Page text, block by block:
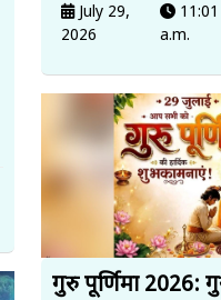
July 29,
2026
11:01
a.m.
गुरु पूर्णिमा 2026: